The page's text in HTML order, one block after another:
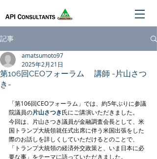
記事
第106回CEOフォーラム 講師 -片山さつ
き-
amatsumoto97
2025年2月21日
「第106回CEOフォーラム」では、約5年ぶりに参議
院議員の片山さつき氏にご講演いただきました。
今回は、片山さつき議員が金融調査会長として、米
国トランプ大統領就任式出席に伴う米国出張をした
際のお話しを詳しくしていただけるとのことで、
「トランプ大統領の経済外交政策と、いま日本に必
要な事」をテーマに語っていただきました。